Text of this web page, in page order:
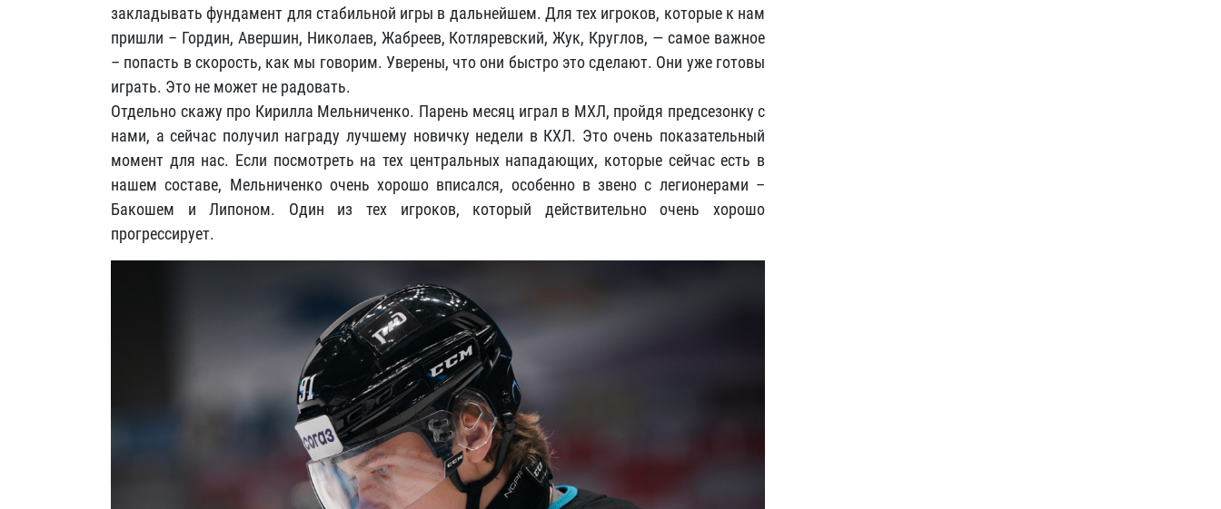
закладывать фундамент для стабильной игры в дальнейшем. Для тех игроков, которые к нам
пришли – Гордин, Авершин, Николаев, Жабреев, Котляревский, Жук, Круглов, — самое важное
– попасть в скорость, как мы говорим. Уверены, что они быстро это сделают. Они уже готовы
играть. Это не может не радовать.
Отдельно скажу про Кирилла Мельниченко. Парень месяц играл в МХЛ, пройдя предсезонку с
нами, а сейчас получил награду лучшему новичку недели в КХЛ. Это очень показательный
момент для нас. Если посмотреть на тех центральных нападающих, которые сейчас есть в
нашем составе, Мельниченко очень хорошо вписался, особенно в звено с легионерами –
Бакошем и Липоном. Один из тех игроков, который действительно очень хорошо
прогрессирует.